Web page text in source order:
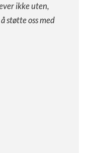
ikke uten,
støtte oss med